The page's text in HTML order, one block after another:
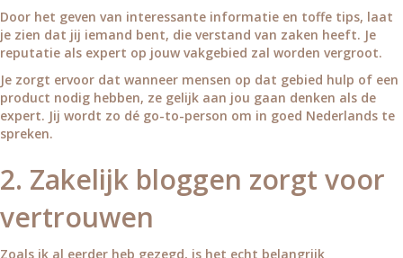
Door het geven van interessante informatie en toffe tips, laat
je zien dat jij iemand bent, die verstand van zaken heeft. Je
reputatie als expert op jouw vakgebied zal worden vergroot.
Je zorgt ervoor dat wanneer mensen op dat gebied hulp of een
product nodig hebben, ze gelijk aan jou gaan denken als de
expert. Jij wordt zo dé go-to-person om in goed Nederlands te
spreken.
2. Zakelijk bloggen zorgt voor
vertrouwen
Zoals ik al eerder heb gezegd, is het echt belangrijk